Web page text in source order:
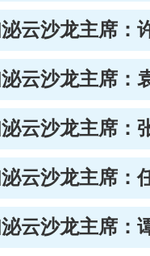
云沙龙主席：
云沙龙主席：
云沙龙主席：
云沙龙主席：
云沙龙主席：